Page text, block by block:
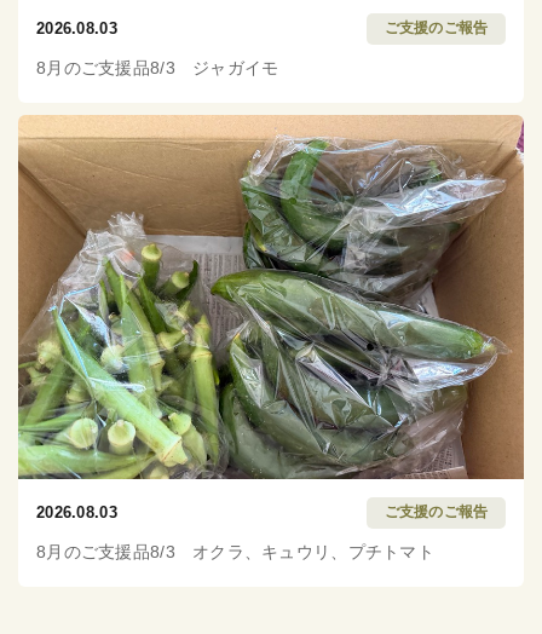
2026.08.03 ご支援のご報告
8月のご支援品8/3 ジャガイモ
2026.08.03 ご支援のご報告
8月のご支援品8/3 オクラ、キュウリ、プチトマト